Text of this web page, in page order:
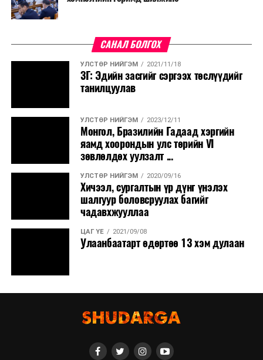
САНАЛ БОЛГОХ
УЛСТӨР НИЙГЭМ 2021/11/18
ЗГ: Эдийн засгийг сэргээх төслүүдийг
танилцуулав
УЛСТӨР НИЙГЭМ 2023/12/11
Монгол, Бразилийн Гадаад хэргийн
яамд хоорондын улс төрийн VI
зөвлөлдөх уулзалт ...
УЛСТӨР НИЙГЭМ 2020/09/16
Хичээл, сургалтын үр дүнг үнэлэх
шалгуур боловсруулах багийг
чадавхжууллаа
ЦАГ ҮЕ 2021/09/08
Улаанбаатарт өдөртөө 13 хэм дулаан